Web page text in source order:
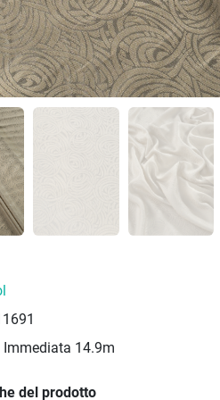
14.9m
del prodotto